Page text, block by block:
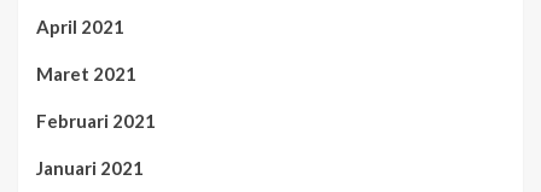
April 2021
Maret 2021
Februari 2021
Januari 2021